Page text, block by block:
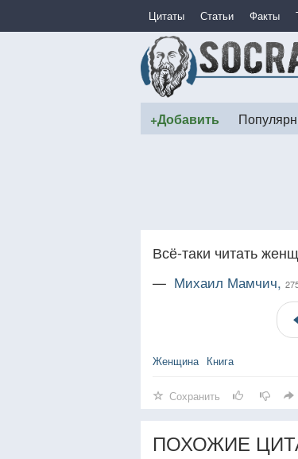
Цитаты Статьи Факты
+Добавить
Всё-таки читать
— Михаил Мамчич,
Женщина Книга
Сохранить
ПОХОЖИЕ